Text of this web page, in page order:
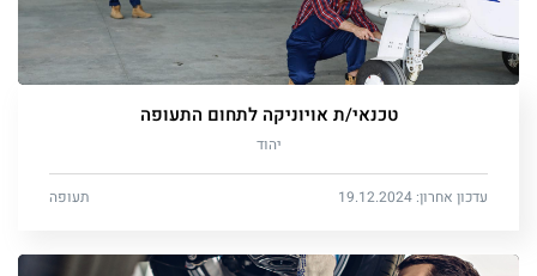
טכנאי/ת אויוניקה לתחום התעופה
יהוד
עדכון אחרון: 19.12.2024 תעופה